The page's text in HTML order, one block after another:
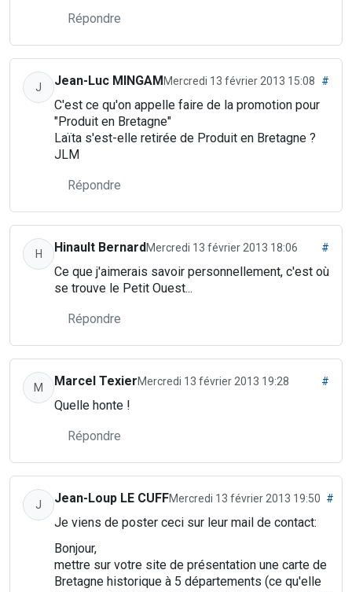
Répondre
J Jean-Luc MINGAM Mercredi 13 février 2013 15:08 #
C'est ce qu'on appelle faire de la promotion pour
"Produit en Bretagne"
Laïta s'est-elle retirée de Produit en Bretagne ?
JLM
Répondre
H Hinault Bernard Mercredi 13 février 2013 18:06 #
Ce que j'aimerais savoir personnellement, c'est où
se trouve le Petit Ouest...
Répondre
M Marcel TexierMercredi 13 février 2013 19:28 #
Quelle honte !
Répondre
J Jean-Loup LE CUFFMercredi 13 février 2013 19:50 #
Je viens de poster ceci sur leur mail de contact:
Bonjour,
mettre sur votre site de présentation une carte de
Bretagne historique à 5 départements (ce qu'elle